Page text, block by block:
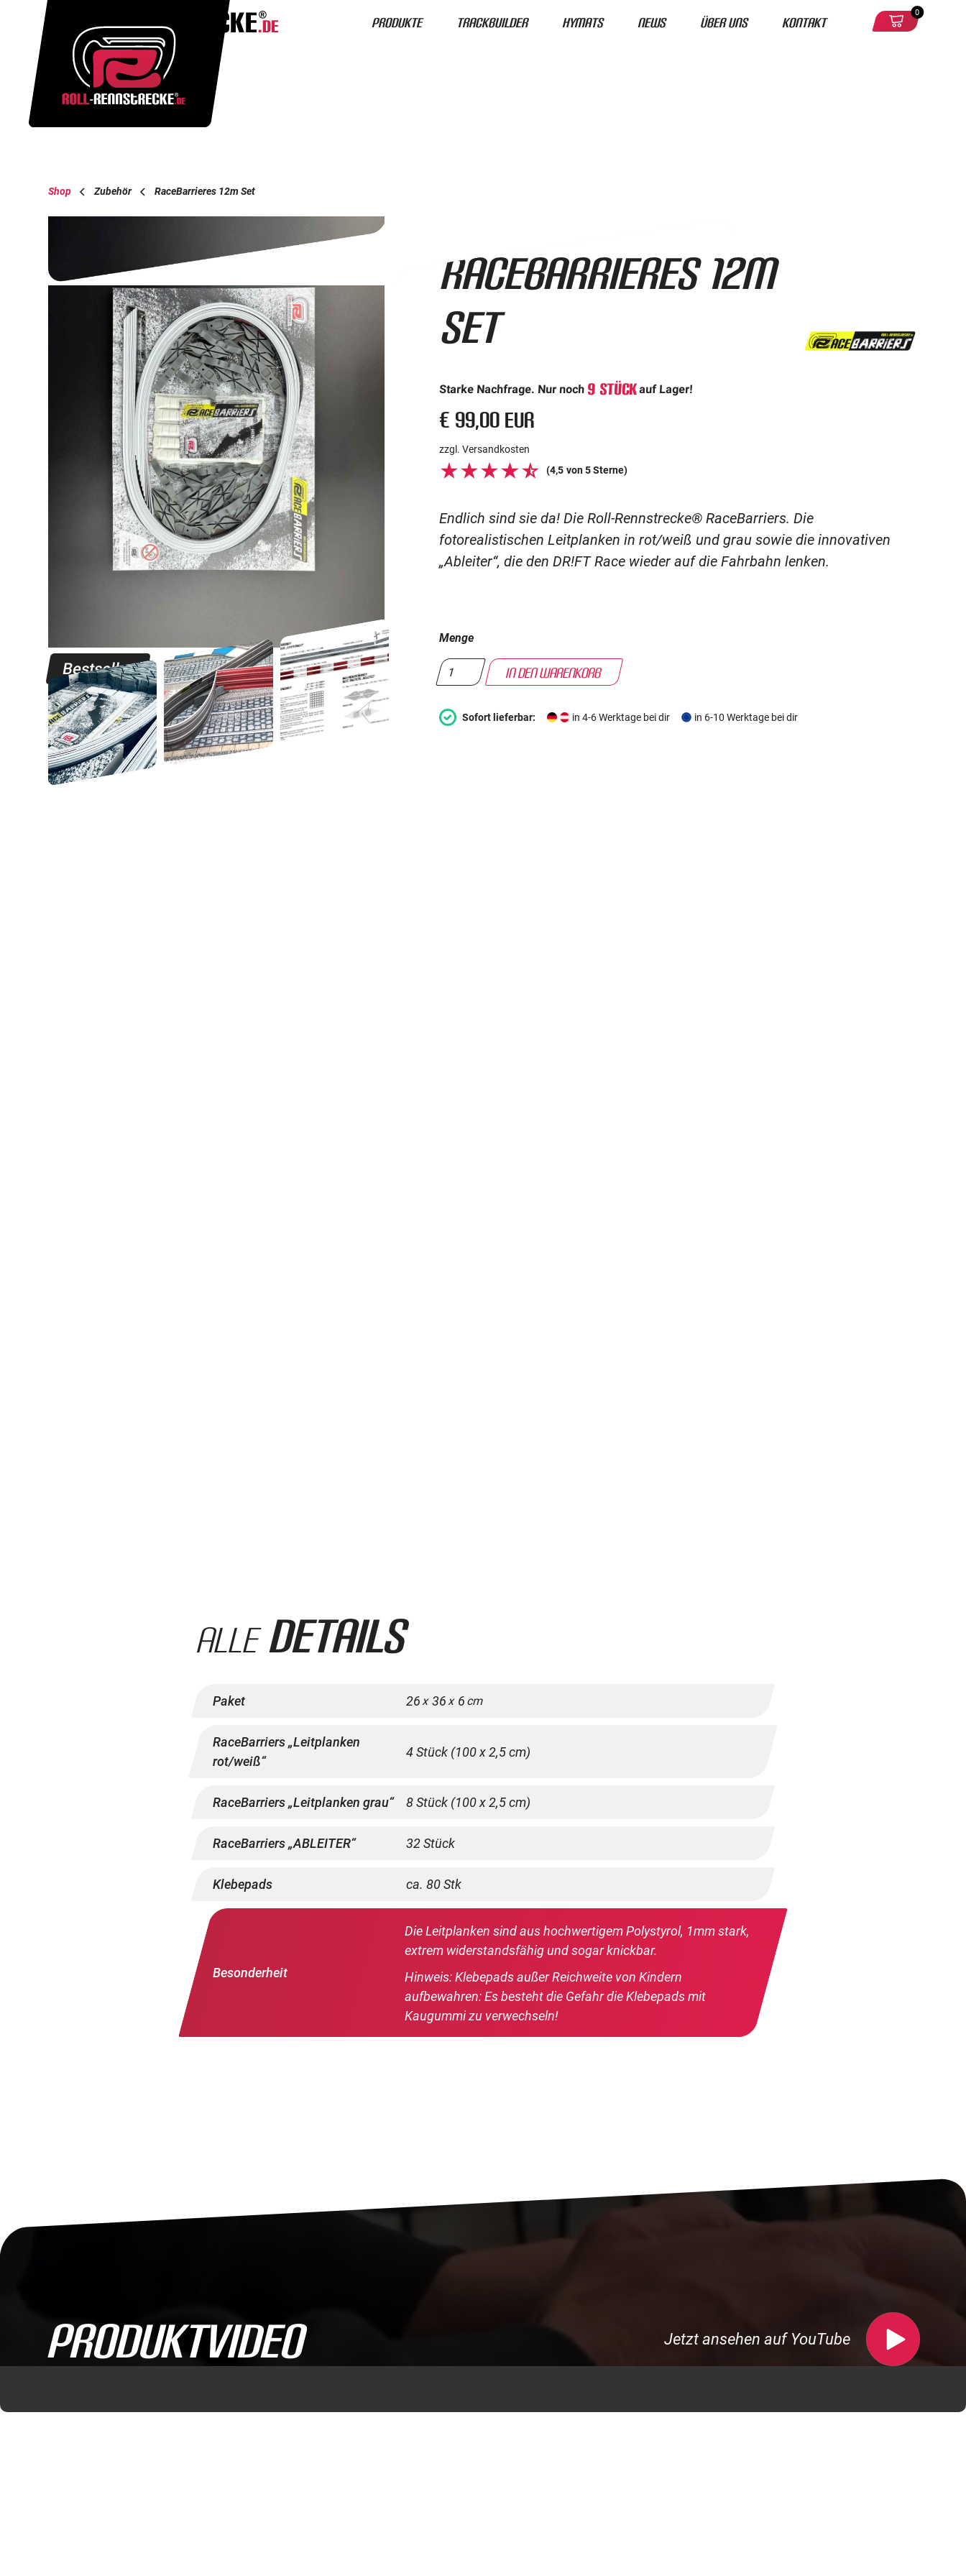
Produkte Trackbuilder HyMats News Über uns Kontakt
0
Shop Zubehör RaceBarrieres 12m Set
Bestseller
RaceBarrieres 12m
Set
Starke Nachfrage. Nur noch 9 Stückauf Lager!
€ 99,00 EUR
zzgl. Versandkosten
(4,5 von 5 Sterne)
Endlich sind sie da! Die Roll-Rennstrecke® RaceBarriers. Die
fotorealistischen Leitplanken in rot/weiß und grau sowie die innovativen
„Ableiter“, die den DR!FT Race wieder auf die Fahrbahn lenken.
Menge
Sofort lieferbar: in 4-6 Werktage bei dir in 6-10 Werktage bei dir
Alle Details
Paket 26 x 36 x 6 cm
RaceBarriers „Leitplanken
rot/weiß“
4 Stück (100 x 2,5 cm)
RaceBarriers „Leitplanken grau“ 8 Stück (100 x 2,5 cm)
RaceBarriers „ABLEITER“ 32 Stück
Klebepads ca. 80 Stk
Besonderheit
Die Leitplanken sind aus hochwertigem Polystyrol, 1mm stark,
extrem widerstandsfähig und sogar knickbar.
Hinweis: Klebepads außer Reichweite von Kindern
aufbewahren: Es besteht die Gefahr die Klebepads mit
Kaugummi zu verwechseln!
ProduktVideo Jetzt ansehen auf YouTube